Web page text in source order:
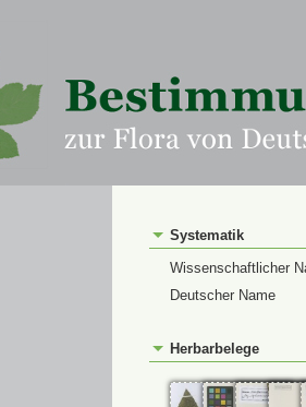
Systematik
Wissenschaftlicher
Deutscher Name
Herbarbelege